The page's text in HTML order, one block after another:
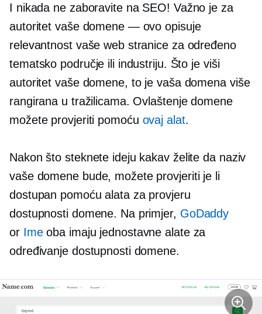
I nikada ne zaboravite na SEO! Važno je za
autoritet vaše domene — ovo opisuje
relevantnost vaše web stranice za određeno
tematsko područje ili industriju. Što je viši
autoritet vaše domene, to je vaša domena više
rangirana u tražilicama. Ovlaštenje domene
možete provjeriti pomoću ovaj alat.
Nakon što steknete ideju kakav želite da naziv
vaše domene bude, možete provjeriti je li
dostupan pomoću alata za provjeru
dostupnosti domene. Na primjer, GoDaddy
or Imeoba imaju jednostavne alate za
određivanje dostupnosti domene.